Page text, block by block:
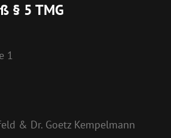
§ 5 TMG
1
& Dr. Goetz Kempelmann